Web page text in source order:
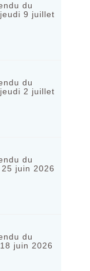
du
9 juillet
du
2 juillet
du
juin 2026
du
juin 2026